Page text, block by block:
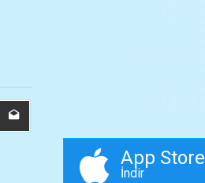
App Store
İndir